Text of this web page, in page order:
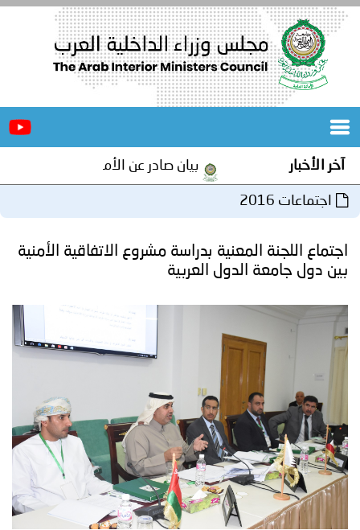
الرئيسية
المجلس
مؤتمرات
اجتماعات
إنجازات
برامج
توعوية
الخدمات
الإلكترونية
صور
وفيديو
مجلة
أصداء
الأمانة
إعلانات
من
آخر الأخبار بيان صادر عن الأمانة العامة لمجلس
اجتماعات 2016
اجتماع اللجنة المعنية بدراسة مشروع الاتفاقية الأمنية
بين دول جامعة الدول العربية